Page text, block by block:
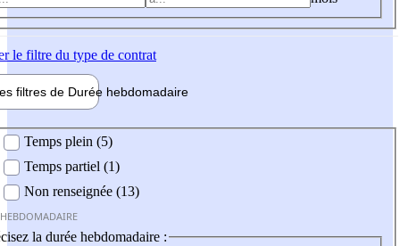
le filtre du type de contrat
filtres de Durée hebdomadaire
Temps plein (5)
Temps partiel (1)
Non renseignée (13)
la durée hebdomadaire :